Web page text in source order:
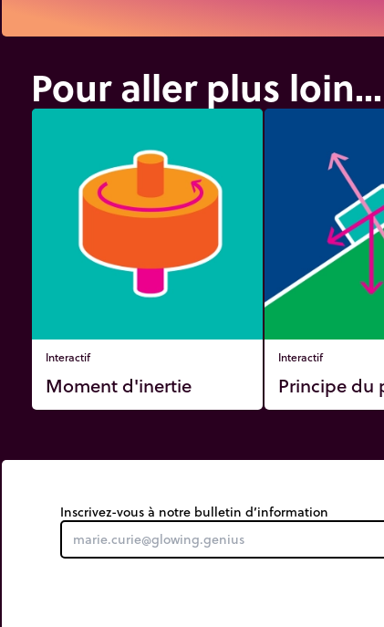
Pour aller plus loin...
Interactif
Moment d'inertie
Interactif
Principe du
Inscrivez-vous à notre bulletin d’information